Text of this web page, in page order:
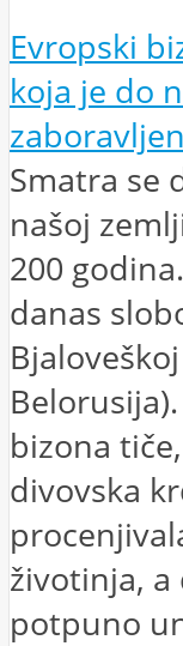
Evropski
koja je do
Smatra se
našoj
200
danas
bizona
divovska
životinja, a
potpuno